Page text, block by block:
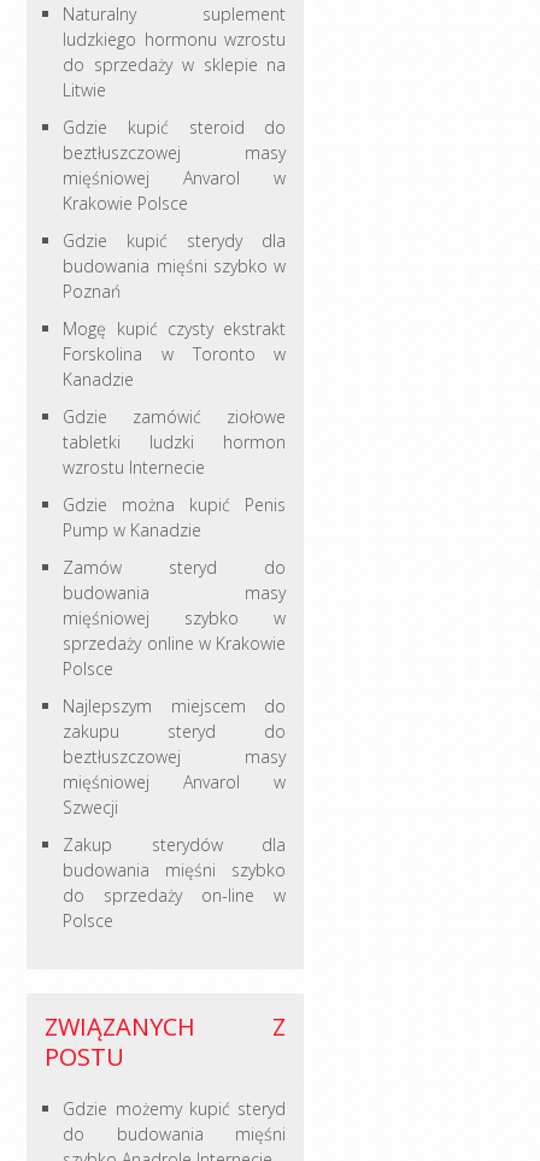
Naturalny suplement
ludzkiego hormonu wzrostu
do sprzedaży w sklepie na
Litwie
Gdzie kupić steroid do
beztłuszczowej masy
mięśniowej Anvarol w
Krakowie Polsce
Gdzie kupić sterydy dla
budowania mięśni szybko w
Poznań
Mogę kupić czysty ekstrakt
Forskolina w Toronto w
Kanadzie
Gdzie zamówić ziołowe
tabletki ludzki hormon
wzrostu Internecie
Gdzie można kupić Penis
Pump w Kanadzie
Zamów steryd do
budowania masy
mięśniowej szybko w
sprzedaży online w Krakowie
Polsce
Najlepszym miejscem do
zakupu steryd do
beztłuszczowej masy
mięśniowej Anvarol w
Szwecji
Zakup sterydów dla
budowania mięśni szybko
do sprzedaży on-line w
Polsce
ZWIĄZANYCH Z
POSTU
Gdzie możemy kupić steryd
do budowania mięśni